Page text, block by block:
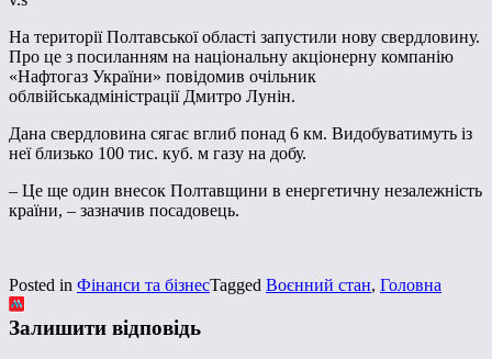
На території Полтавської області запустили нову свердловину.
Про це з посиланням на національну акціонерну компанію
«Нафтогаз України» повідомив очільник
облвійськадміністрації Дмитро Лунін.
Дана свердловина сягає вглиб понад 6 км. Видобуватимуть із
неї близько 100 тис. куб. м газу на добу.
– Це ще один внесок Полтавщини в енергетичну незалежність
країни, – зазначив посадовець.
Posted in Фінанси та бізнесTagged Воєнний стан, Головна
Залишити відповідь